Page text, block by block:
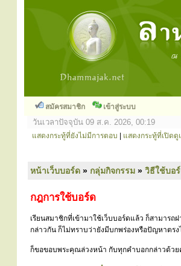
สมัครสมาชิก เข้าสู่ระบบ
วันเวลาปัจจุบัน 09 ส.ค. 2026, 00:19
แสดงกระทู้ที่ยังไม่มีการตอบ แสดงกระทู้ที่เปิดดู
หน้าเว็บบอร์ด » กลุ่มกิจกรรม » วิธีใช้บอ
กฎการใช้บอร์ด
เรียนสมาชิกที่เข้ามาใช้เว็บบอร์ดแล้ว ก็สามารถ
กล่าวกัน ก็ไม่ทราบว่ายังมีบกพร่องหรือปัญหาตรง
ก็ขอขอบพระคุณล่วงหน้า กับทุกคำบอกกล่าวด้วย